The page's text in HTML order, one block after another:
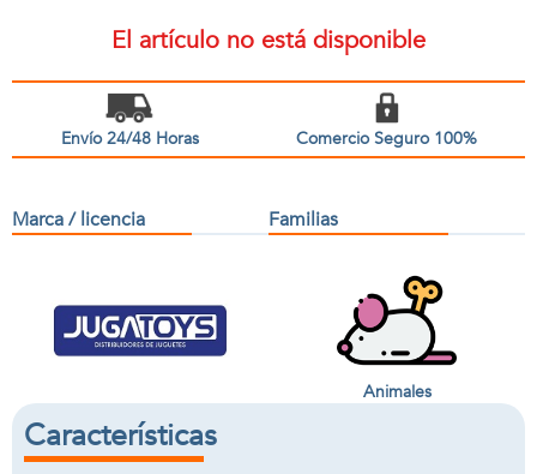
El artículo no está disponible
Envío 24/48 Horas Comercio Seguro 100%
Marca / licencia Familias
Animales
Características